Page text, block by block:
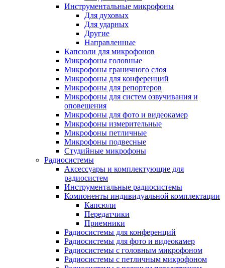
Инструментальные микрофоны
Для духовых
Для ударных
Другие
Направленные
Капсюли для микрофонов
Микрофоны головные
Микрофоны граничного слоя
Микрофоны для конференций
Микрофоны для репортеров
Микрофоны для систем озвучивания и
оповещения
Микрофоны для фото и видеокамер
Микрофоны измерительные
Микрофоны петличные
Микрофоны подвесные
Студийные микрофоны
Радиосистемы
Аксессуары и комплектующие для
радиосистем
Инструментальные радиосистемы
Компоненты индивидуальной комплектации
Капсюли
Передатчики
Приемники
Радиосистемы для конференций
Радиосистемы для фото и видеокамер
Радиосистемы с головным микрофоном
Радиосистемы с петличным микрофоном